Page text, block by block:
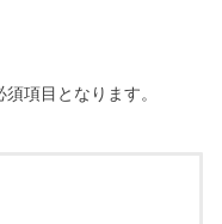
項目となります。